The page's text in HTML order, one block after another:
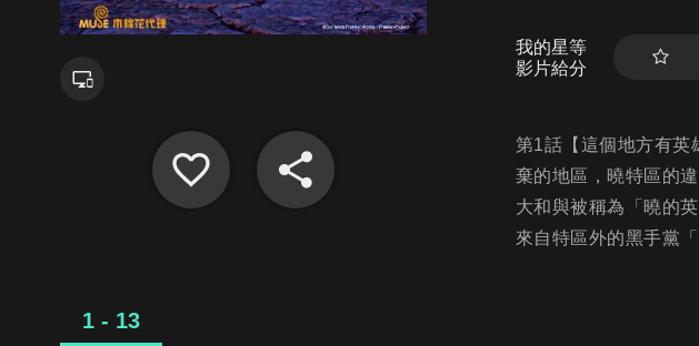
我的星等
影片給分
第1話【這個地方有
棄的地區，曉特區的
大和與被稱為「曉的
來自特區外的黑手黨
1 - 13